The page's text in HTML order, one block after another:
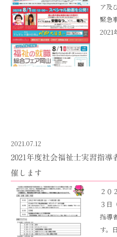
ア及
緊急
2021
2021.07.12
2021年度社会福祉士実習指導
催します
２０
３日
指導
す。